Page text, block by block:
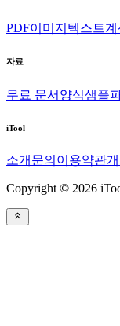
PDF이미지 텍스트계
자료
무료 문서양식샘플
iTool
소개 문의 이용약관
Copyright © 2026